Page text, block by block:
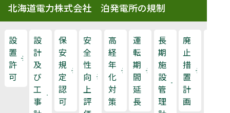
北海道電力株式会社 泊発電所の規制
設
置
許
可
設
計
及
び
工
事
保
安
規
定
認
可
安
全
性
向
上
評
高
経
年
化
対
策
運
転
期
間
延
長
長
期
施
設
管
理
廃
止
措
置
計
画